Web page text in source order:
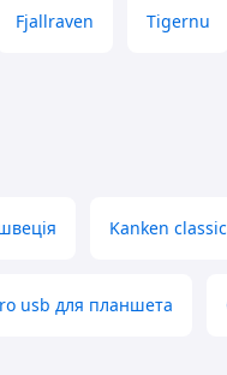
Fjallraven Tigernu
Kanken classic
usb для планшета